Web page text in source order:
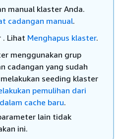
manual klaster Anda.
cadangan manual.
. Lihat Menghapus klaster.
menggunakan grup
cadangan yang sudah
seeding klaster
pemulihan dari
cache baru.
lain tidak
ini.